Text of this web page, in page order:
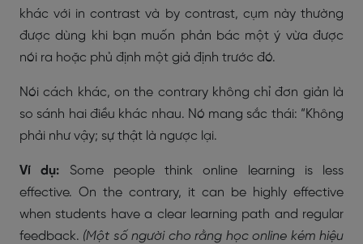
khác với in contrast và by contrast, cụm này thường
được dùng khi bạn muốn phản bác một ý vừa được
nói ra hoặc phủ định một giả định trước đó.
Nói cách khác, on the contrary không chỉ đơn giản là
so sánh hai điều khác nhau. Nó mang sắc thái: “Không
phải như vậy; sự thật là ngược lại.
Ví dụ: Some people think online learning is less
effective. On the contrary, it can be highly effective
when students have a clear learning path and regular
feedback. (Một số người cho rằng học online kém hiệu